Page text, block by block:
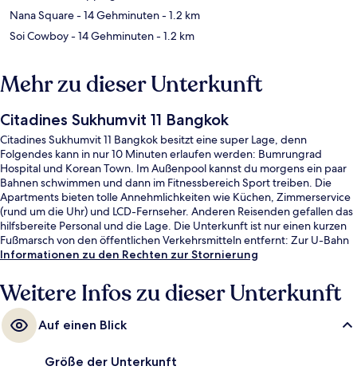
Nana Square- 14 Gehminuten- 1.2 km
Soi Cowboy- 14 Gehminuten- 1.2 km
Mehr zu dieser Unterkunft
Citadines Sukhumvit 11 Bangkok
Citadines Sukhumvit 11 Bangkok besitzt eine super Lage, denn
Folgendes kann in nur 10 Minuten erlaufen werden: Bumrungrad
Hospital und Korean Town. Im Außenpool kannst du morgens ein paar
Bahnen schwimmen und dann im Fitnessbereich Sport treiben. Die
Apartments bieten tolle Annehmlichkeiten wie Küchen, Zimmerservice
(rund um die Uhr) und LCD-Fernseher. Anderen Reisenden gefallen das
hilfsbereite Personal und die Lage. Die Unterkunft ist nur einen kurzen
Fußmarsch von den öffentlichen Verkehrsmitteln entfernt: Zur U-Bahn
läuft man 6 Minuten (S-Bahn-Station Nana) bzw. 11 Minuten (S-Bahn-
Informationen zu den Rechten zur Stornierung
Weitere Infos zu dieser Unterkunft
Auf einen Blick
Größe der Unterkunft